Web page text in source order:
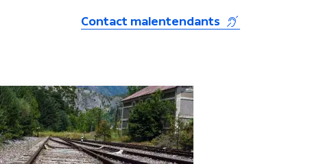
Contact malentendants (s'ouvre dans